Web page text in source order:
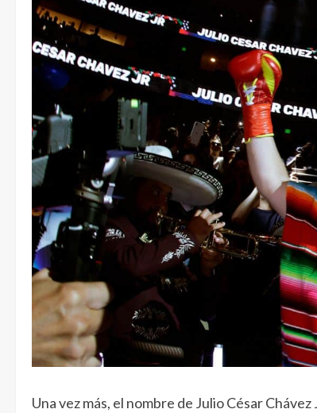
Una vez más, el nombre de Julio César